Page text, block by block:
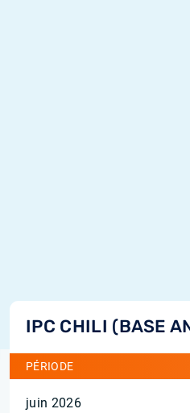
IPC CHILI (BASE
PÉRIODE
juin 2026